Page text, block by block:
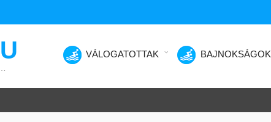
VÁLOGATOTTAK BAJNOKSÁGOK